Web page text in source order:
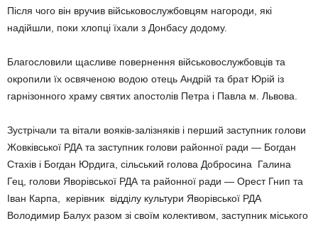
Після чого він вручив військовослужбовцям нагороди, які
надійшли, поки хлопці їхали з Донбасу додому.
Благословили щасливе повернення військовослужбовців та
окропили їх освяченою водою отець Андрій та брат Юрій із
гарнізонного храму святих апостолів Петра і Павла м. Львова.
Зустрічали та вітали вояків-залізняків і перший заступник голови
Жовківської РДА та заступник голови районної ради — Богдан
Стахів і Богдан Юрдига, сільський голова Добросина Галина
Гец, голови Яворівської РДА та районної ради — Орест Гнип та
Іван Карпа, керівник відділу культури Яворівської РДА
Володимир Балух разом зі своїм колективом, заступник міського